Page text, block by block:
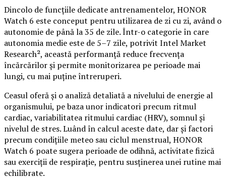
Dincolo de funcțiile dedicate antrenamentelor, HONOR
Watch 6 este conceput pentru utilizarea de zi cu zi, având o
autonomie de până la 35 de zile. Într-o categorie în care
autonomia medie este de 5–7 zile, potrivit Intel Market
Research², această performanță reduce frecvența
încărcărilor și permite monitorizarea pe perioade mai
lungi, cu mai puține întreruperi.
Ceasul oferă și o analiză detaliată a nivelului de energie al
organismului, pe baza unor indicatori precum ritmul
cardiac, variabilitatea ritmului cardiac (HRV), somnul și
nivelul de stres. Luând în calcul aceste date, dar și factori
precum condițiile meteo sau ciclul menstrual, HONOR
Watch 6 poate sugera perioade de odihnă, activitate fizică
sau exerciții de respirație, pentru susținerea unei rutine mai
echilibrate.